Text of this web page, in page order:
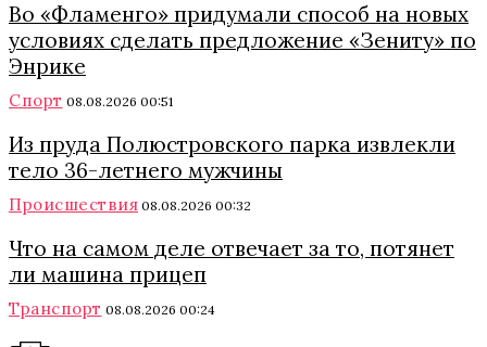
Во «Фламенго» придумали способ на новых
условиях сделать предложение «Зениту» по
Энрике
Спорт 08.08.2026 00:51
Из пруда Полюстровского парка извлекли
тело 36-летнего мужчины
Происшествия 08.08.2026 00:32
Что на самом деле отвечает за то, потянет
ли машина прицеп
Транспорт 08.08.2026 00:24